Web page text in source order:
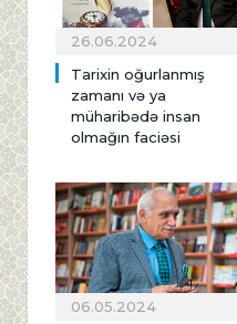
26.06.2024
Tarixin oğurlanmış
zamanı və ya
müharibədə insan
olmağın faciəsi
06.05.2024